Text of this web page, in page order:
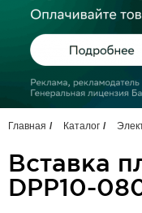
Главная Каталог
Вставка
DPP10-